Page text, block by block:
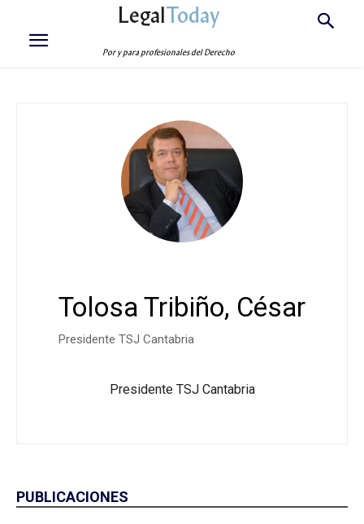
LegalToday
Por y para profesionales del Derecho
Tolosa Tribiño, César
Presidente TSJ Cantabria
Presidente TSJ Cantabria
PUBLICACIONES